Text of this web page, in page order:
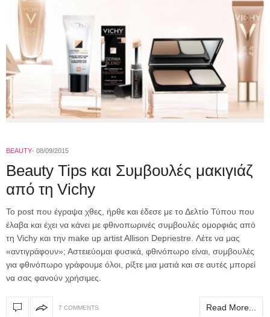
BEAUTY 08/09/2015
Beauty Tips και Συμβουλές μακιγιάζ
από τη Vichy
To post που έγραψα χθες, ήρθε και έδεσε με το Δελτίο Τύπου που
έλαβα και έχει να κάνει με φθινοπωρινές συμβουλές ομορφιάς από
τη Vichy και την make up artist Allison Depriestre. Λέτε να μας
«αντιγράφουν»; Αστειεύομαι φυσικά, φθινόπωρο είναι, συμβουλές
για φθινόπωρο γράφουμε όλοι, ρίξτε μια ματιά και σε αυτές μπορεί
να σας φανούν χρήσιμες.
7 COMMENTS Read More...